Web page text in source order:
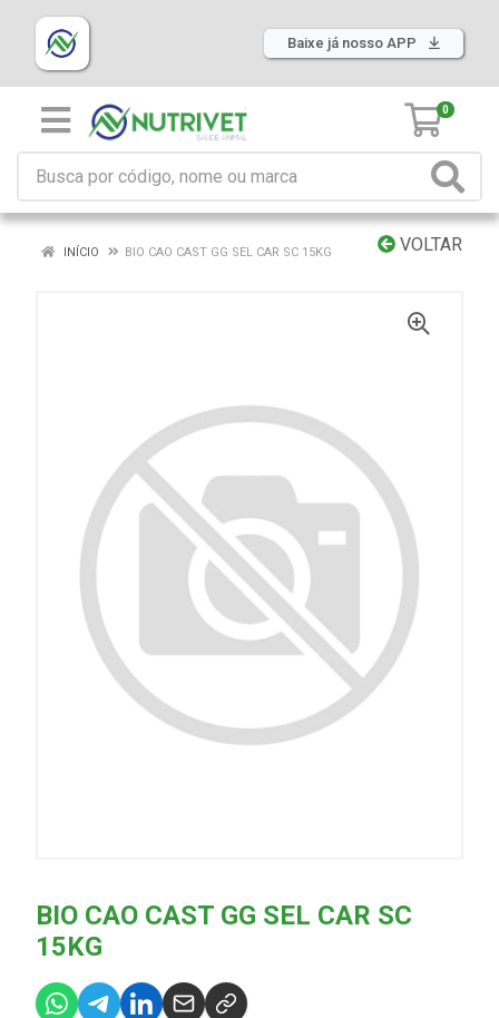
Baixe já nosso APP
0
VOLTAR
INÍCIO BIO CAO CAST GG SEL CAR SC 15KG
BIO CAO CAST GG SEL CAR SC
15KG